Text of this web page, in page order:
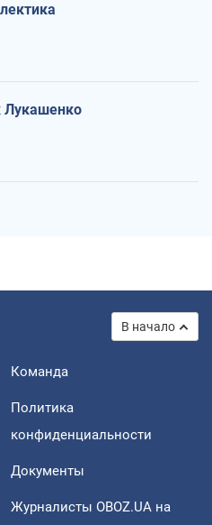
Лукашенко
В начало
Команда
Политика
конфиденциальности
Документы
Журналисты OBOZ.UA на